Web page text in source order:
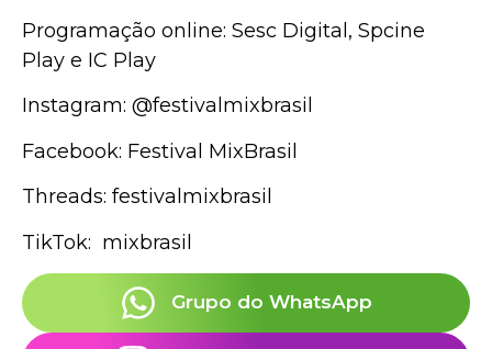
Programação online: Sesc Digital, Spcine
Play e IC Play
Instagram: @festivalmixbrasil
Facebook: Festival MixBrasil
Threads: festivalmixbrasil
TikTok: mixbrasil
Grupo do WhatsApp